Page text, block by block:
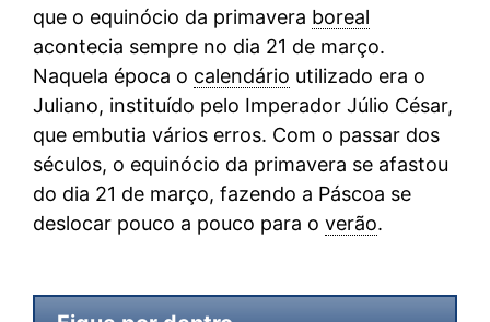
que o equinócio da primavera boreal
acontecia sempre no dia 21 de março.
Naquela época o calendário utilizado era o
Juliano, instituído pelo Imperador Júlio César,
que embutia vários erros. Com o passar dos
séculos, o equinócio da primavera se afastou
do dia 21 de março, fazendo a Páscoa se
deslocar pouco a pouco para o verão.